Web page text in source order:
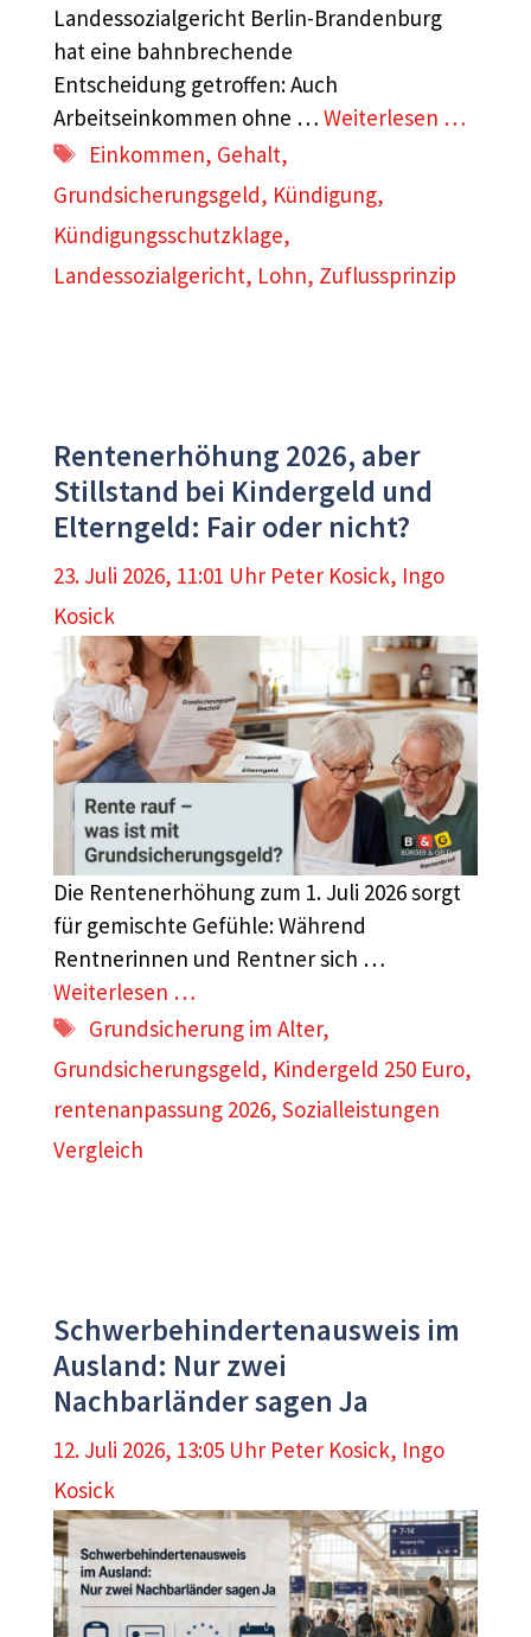
Landessozialgericht Berlin-Brandenburg
hat eine bahnbrechende
Entscheidung getroffen: Auch
Arbeitseinkommen ohne … Weiterlesen …
Schlagwörter
Einkommen, Gehalt,
Grundsicherungsgeld, Kündigung,
Kündigungsschutzklage,
Landessozialgericht, Lohn, Zuflussprinzip
Rentenerhöhung 2026, aber
Stillstand bei Kindergeld und
Elterngeld: Fair oder nicht?
23. Juli 2026, 11:01 Uhr Peter Kosick, Ingo
Kosick
Die Rentenerhöhung zum 1. Juli 2026 sorgt
für gemischte Gefühle: Während
Rentnerinnen und Rentner sich …
Weiterlesen …
Schlagwörter
Grundsicherung im Alter,
Grundsicherungsgeld, Kindergeld 250 Euro,
rentenanpassung 2026, Sozialleistungen
Vergleich
Schwerbehindertenausweis im
Ausland: Nur zwei
Nachbarländer sagen Ja
12. Juli 2026, 13:05 Uhr Peter Kosick, Ingo
Kosick